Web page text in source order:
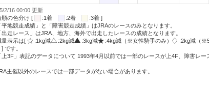
2/16 00:00 更新
の色分け [
:1着 :2着
:3着 ]
地競走成績」と「障害競走成績」はJRAのレースのみとなります。
走レース」はJRA、地方、海外で出走したレースの成績となります。
表示は[
:1kg減 :2kg減 :3kg減 :4kg減（※女性騎手のみ）
:2kg減（
です。
3F」表記のデータについて 1993年4月以前では一部のレースが上4F、障害レ
主催以外のレースでは一部データがない場合があります。